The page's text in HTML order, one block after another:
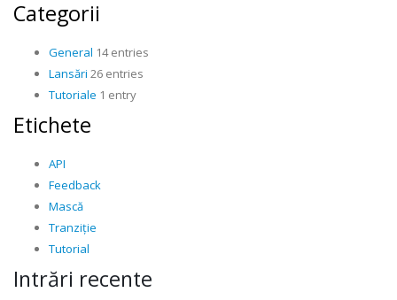
Categorii
General 14 entries
Lansări 26 entries
Tutoriale 1 entry
Etichete
API
Feedback
Mască
Tranziție
Tutorial
Intrări recente